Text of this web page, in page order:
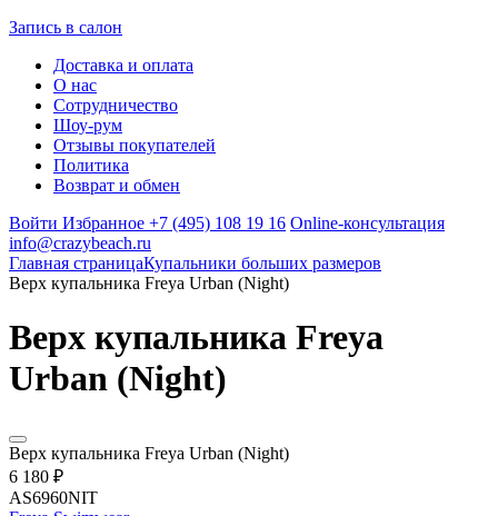
Запись в салон
Доставка и оплата
О нас
Сотрудничество
Шоу-рум
Отзывы покупателей
Политика
Возврат и обмен
Войти Избранное +7 (495) 108 19 16 Online-консультация
info@crazybeach.ru
Главная страницаКупальники больших размеров
Верх купальника Freya Urban (Night)
Верх купальника Freya
Urban (Night)
Верх купальника Freya Urban (Night)
6 180 ₽
AS6960NIT